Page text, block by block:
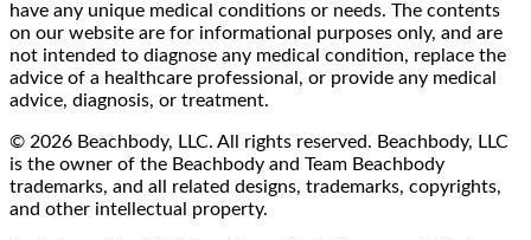
have any unique medical conditions or needs. The contents
on our website are for informational purposes only, and are
not intended to diagnose any medical condition, replace the
advice of a healthcare professional, or provide any medical
advice, diagnosis, or treatment.
© 2026 Beachbody, LLC. All rights reserved. Beachbody, LLC
is the owner of the Beachbody and Team Beachbody
trademarks, and all related designs, trademarks, copyrights,
and other intellectual property.